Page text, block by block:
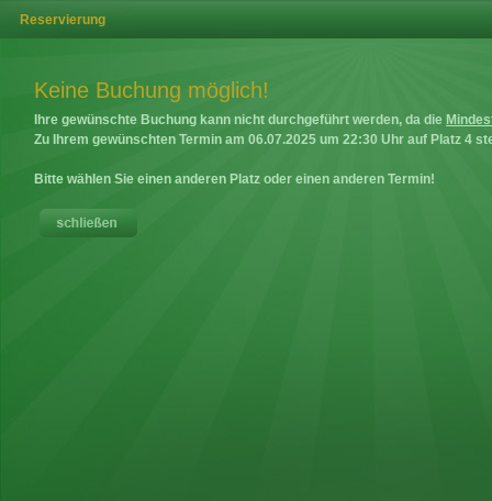
Reservierung
Keine Buchung möglich!
Ihre gewünschte Buchung kann nicht durchgeführt werden, da die
Zu Ihrem gewünschten Termin am 06.07.2025 um 22:30 Uhr auf Platz 4
Bitte wählen Sie einen anderen Platz oder einen anderen Termin!